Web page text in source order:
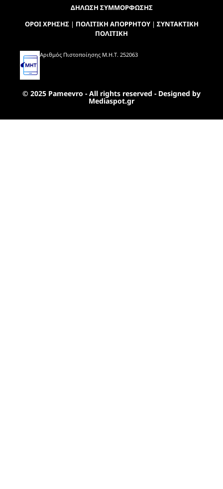
ΔΗΛΩΣΗ ΣΥΜΜΟΡΦΩΣΗΣ
ΟΡΟΙ ΧΡΗΣΗΣ| ΠΟΛΙΤΙΚΗ ΑΠΟΡΡΗΤΟΥ| ΣΥΝΤΑΚΤΙΚΗ
ΠΟΛΙΤΙΚΗ
Αριθμός Πιστοποίησης Μ.Η.Τ. 252063
© 2025 Pameevro - All rights reserved - Designed by
Mediaspot.gr